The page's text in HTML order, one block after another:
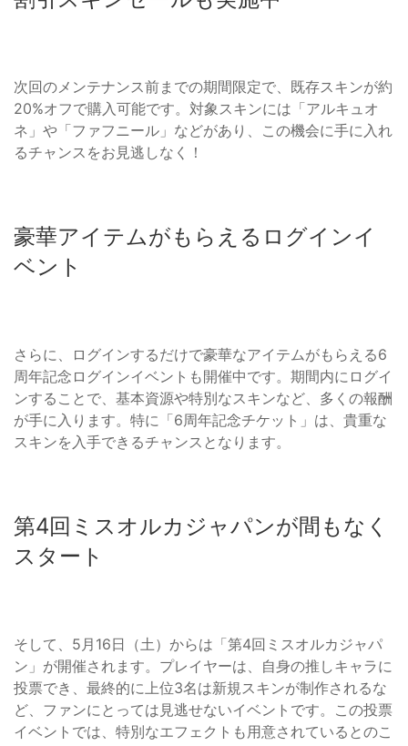
次回のメンテナンス前までの期間限定で、既存スキンが約
20%オフで購入可能です。対象スキンには「アルキュオ
ネ」や「ファフニール」などがあり、この機会に手に入れ
るチャンスをお見逃しなく！
豪華アイテムがもらえるログインイ
ベント
さらに、ログインするだけで豪華なアイテムがもらえる6
周年記念ログインイベントも開催中です。期間内にログイ
ンすることで、基本資源や特別なスキンなど、多くの報酬
が手に入ります。特に「6周年記念チケット」は、貴重な
スキンを入手できるチャンスとなります。
第4回ミスオルカジャパンが間もなく
スタート
そして、5月16日（土）からは「第4回ミスオルカジャパ
ン」が開催されます。プレイヤーは、自身の推しキャラに
投票でき、最終的に上位3名は新規スキンが制作されるな
ど、ファンにとっては見逃せないイベントです。この投票
イベントでは、特別なエフェクトも用意されているとのこ